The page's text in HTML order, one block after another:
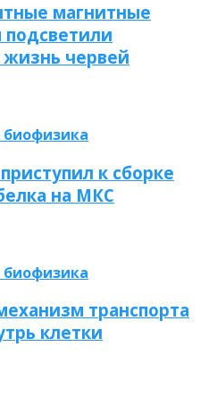
магнитные
червей
к сборке
на МКС
транспорта
клетки